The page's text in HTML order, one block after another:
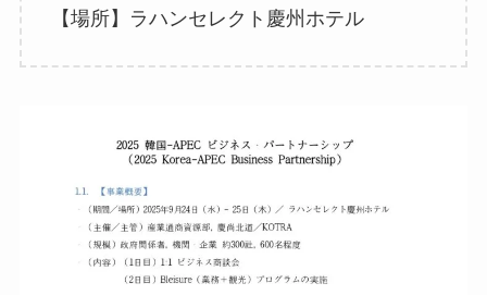
【場所】ラハンセレクト慶州ホテル